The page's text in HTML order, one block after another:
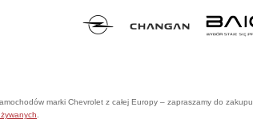
marki Chevrolet z całej Europy – zapraszamy do zakupu